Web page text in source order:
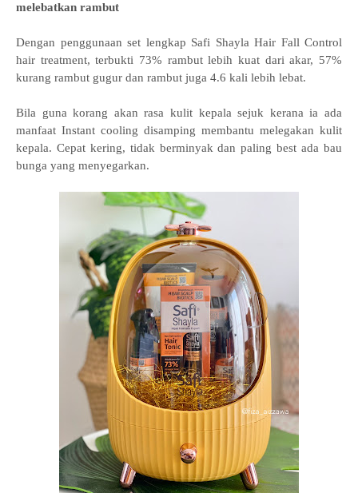
melebatkan rambut
Dengan penggunaan set lengkap Safi Shayla Hair Fall Control
hair treatment, terbukti 73% rambut lebih kuat dari akar, 57%
kurang rambut gugur dan rambut juga 4.6 kali lebih lebat.
Bila guna korang akan rasa kulit kepala sejuk kerana ia ada
manfaat Instant cooling disamping membantu melegakan kulit
kepala. Cepat kering, tidak berminyak dan paling best ada bau
bunga yang menyegarkan.